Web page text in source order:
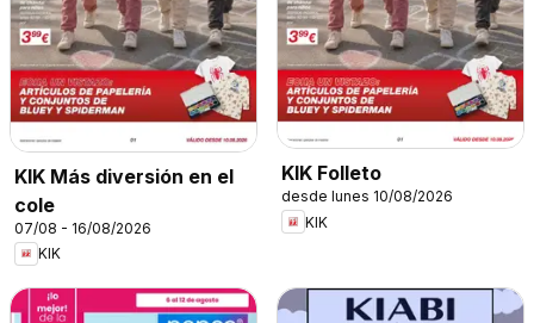
KIK Más diversión en el
cole
07/08 - 16/08/2026
KIK
KIK Folleto
desde lunes 10/08/2026
KIK